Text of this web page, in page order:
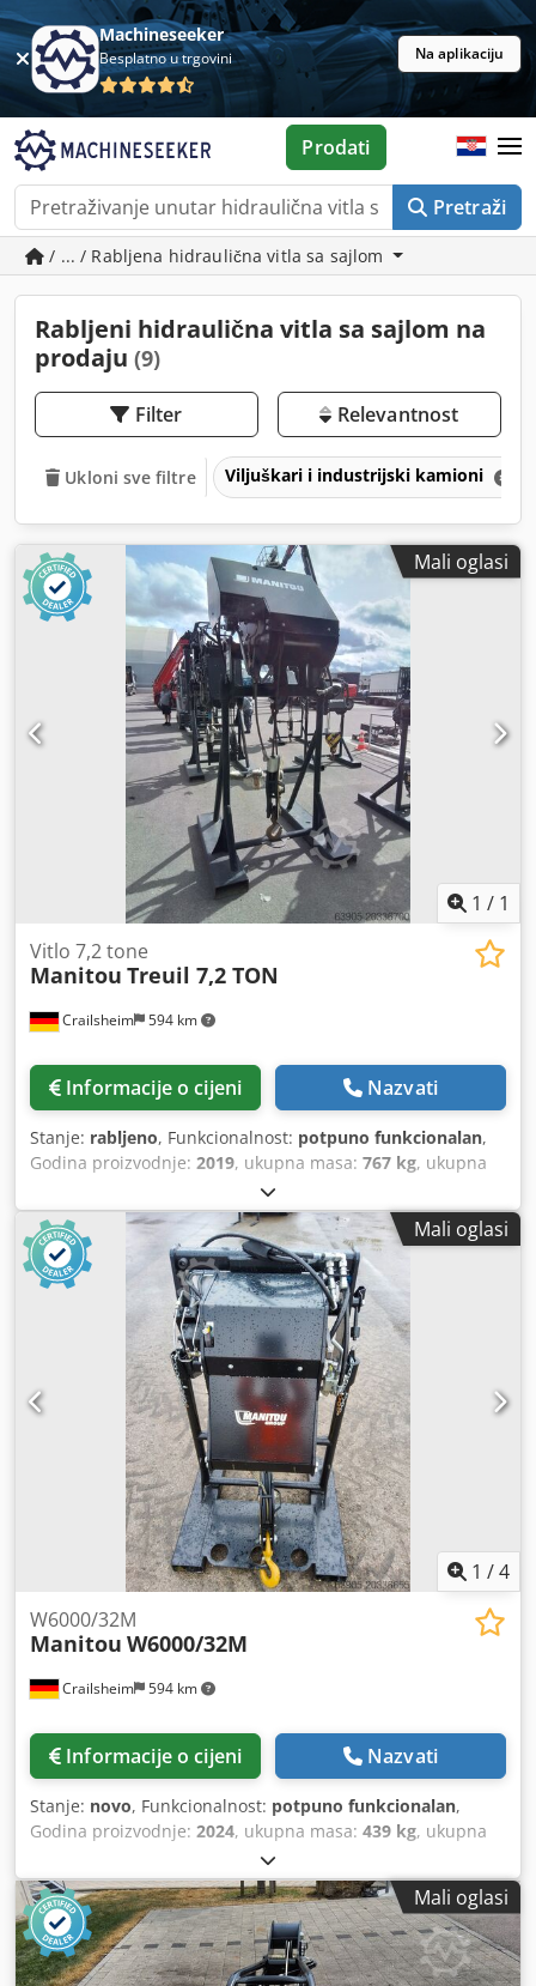
Machineseeker
Besplatno u trgovini Na aplikaciju
Pretraži
Prodati
/ ... / Rabljena hidraulična vitla sa sajlom
Rabljeni hidraulična vitla sa sajlom na
prodaju (9)
Filter Relevantnost
Ukloni sve filtre Viljuškari i industrijski kamioni
Mali oglasi
1 / 1
Crailsheim 594 km
Vitlo 7,2 tone
Manitou Treuil 7,2 TON
Informacije o cijeni Nazvati
Stanje: rabljeno, Funkcionalnost: potpuno funkcionalan,
Godina proizvodnje: 2019, ukupna masa: 767 kg, ukupna
, ukupna duljina:
širina:1.220 mm, nosivost:7.200 kg, Vitlo Proizvođač:
Manitou Tip: Treuil 7,2 TON Godina proizvodnje: 2019
Visina (mm): 2.400 Dužina (mm): 1.200 Crjdpfoxpyb Rox
Aptjf Nosivost (kg): 7.200 Težina (kg): 767 Širina (mm): 1.220
Mali oglasi
1 /4
Crailsheim 594 km
W6000/32M
Manitou W6000/32M
Informacije o cijeni Nazvati
Stanje: novo, Funkcionalnost: potpuno funkcionalan,
Godina proizvodnje: 2024, ukupna masa: 439 kg, ukupna
, ukupna duljina:
1.070 mm, nosivost:6.000 kg, Vitlo Proizvođač: Manitou
Tip: W6000/32M Credoxpyatepfx Aptjf Godina proizvodnje:
2024 Visina (mm): 1.830 Duljina (mm): 900 Nosivost (kg):
6.000 Težina (kg): 439 Širina (mm): 1.070
Mali oglasi